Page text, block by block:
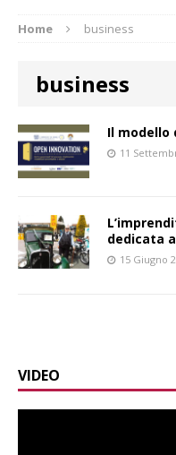
Home business
business
Il modello
11
dedicata
15 Giugno
VIDEO